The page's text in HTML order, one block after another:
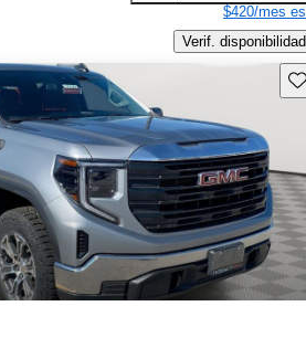
$420/mes
Verif. disponibilidad